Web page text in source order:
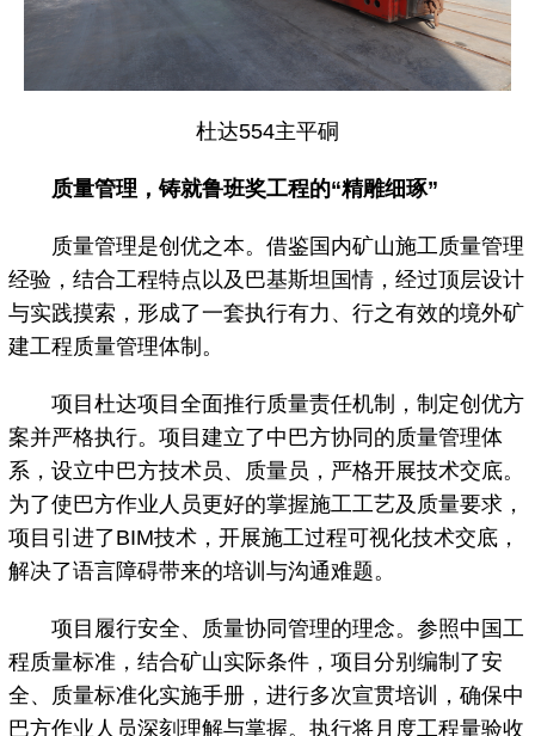
杜达554主平硐
质量管理，铸就鲁班奖工程的“精雕细琢”
质量管理是创优之本。借鉴国内矿山施工质量管理
经验，结合工程特点以及巴基斯坦国情，经过顶层设计
与实践摸索，形成了一套执行有力、行之有效的境外矿
建工程质量管理体制。
项目杜达项目全面推行质量责任机制，制定创优方
案并严格执行。项目建立了中巴方协同的质量管理体
系，设立中巴方技术员、质量员，严格开展技术交底。
为了使巴方作业人员更好的掌握施工工艺及质量要求，
项目引进了BIM技术，开展施工过程可视化技术交底，
解决了语言障碍带来的培训与沟通难题。
项目履行安全、质量协同管理的理念。参照中国工
程质量标准，结合矿山实际条件，项目分别编制了安
全、质量标准化实施手册，进行多次宣贯培训，确保中
巴方作业人员深刻理解与掌握。执行将月度工程量验收